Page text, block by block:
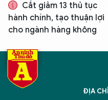
Cắt giảm 13 thủ tục
hành chính, tạo thuận lợi
cho ngành hàng không
ĐỊA